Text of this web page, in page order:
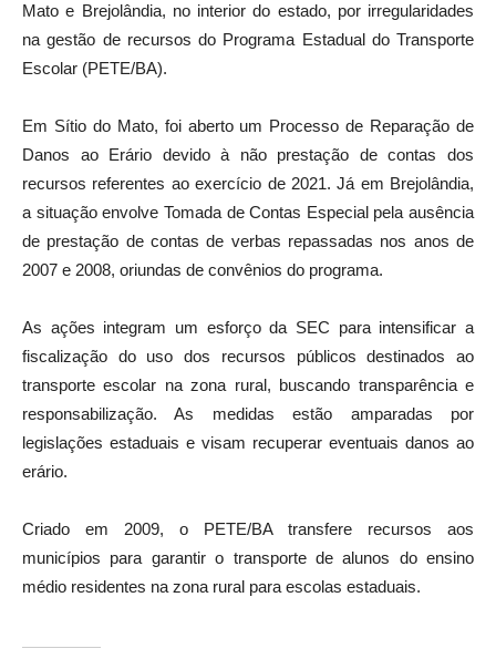
Mato e Brejolândia, no interior do estado, por irregularidades
na gestão de recursos do Programa Estadual do Transporte
Escolar (PETE/BA).
Em Sítio do Mato, foi aberto um Processo de Reparação de
Danos ao Erário devido à não prestação de contas dos
recursos referentes ao exercício de 2021. Já em Brejolândia,
a situação envolve Tomada de Contas Especial pela ausência
de prestação de contas de verbas repassadas nos anos de
2007 e 2008, oriundas de convênios do programa.
As ações integram um esforço da SEC para intensificar a
fiscalização do uso dos recursos públicos destinados ao
transporte escolar na zona rural, buscando transparência e
responsabilização. As medidas estão amparadas por
legislações estaduais e visam recuperar eventuais danos ao
erário.
Criado em 2009, o PETE/BA transfere recursos aos
municípios para garantir o transporte de alunos do ensino
médio residentes na zona rural para escolas estaduais.